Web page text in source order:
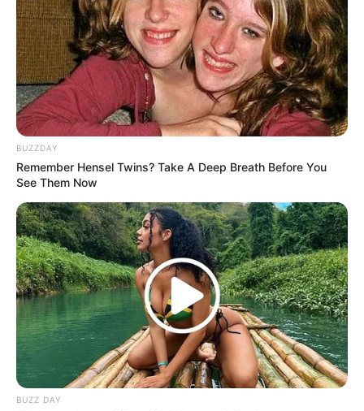
(foto: pinterest)
BUZZDAY
Remember Hensel Twins? Take A Deep Breath Before You
See Them Now
BUZZ DAY